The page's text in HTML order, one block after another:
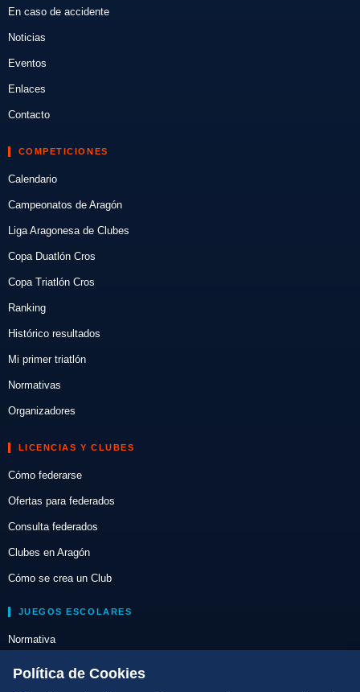
En caso de accidente
Noticias
Eventos
Enlaces
Contacto
COMPETICIONES
Calendario
Campeonatos de Aragón
Liga Aragonesa de Clubes
Copa Duatlón Cros
Copa Triatlón Cros
Ranking
Histórico resultados
Mi primer triatlón
Normativas
Organizadores
LICENCIAS Y CLUBES
Cómo federarse
Ofertas para federados
Consulta federados
Clubes en Aragón
Cómo se crea un Club
JUEGOS ESCOLARES
Normativa
Escuelas de Triatlón
Política de Cookies